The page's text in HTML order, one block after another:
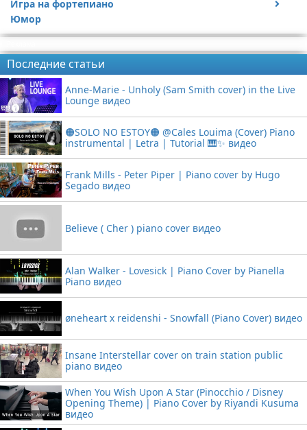
Видео с игрой на гитаре
Статьи про гитары
Игра на фортепиано
Видео с игрой на фортепиано
Юмор
Последние статьи
Anne-Marie - Unholy (Sam Smith cover) in the Live
Lounge видео
🟠SOLO NO ESTOY🟠 @Cales Louima (Cover) Piano
instrumental | Letra | Tutorial 🎹✨ видео
Frank Mills - Peter Piper | Piano cover by Hugo
Segado видео
Believe ( Cher ) piano cover видео
Alan Walker - Lovesick | Piano Cover by Pianella
Piano видео
øneheart x reidenshi - Snowfall (Piano Cover) видео
Insane Interstellar cover on train station public
piano видео
When You Wish Upon A Star (Pinocchio / Disney
Opening Theme) | Piano Cover by Riyandi Kusuma
видео